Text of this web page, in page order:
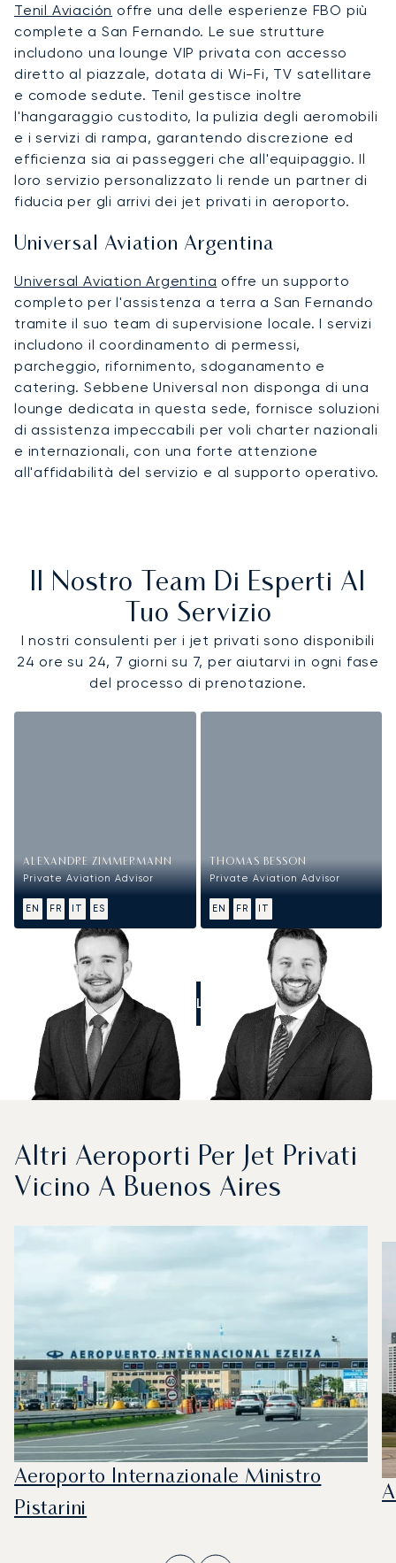
Tenil Aviación offre una delle esperienze FBO più
complete a San Fernando. Le sue strutture
includono una lounge VIP privata con accesso
diretto al piazzale, dotata di Wi-Fi, TV satellitare
e comode sedute. Tenil gestisce inoltre
l'hangaraggio custodito, la pulizia degli aeromobili
e i servizi di rampa, garantendo discrezione ed
efficienza sia ai passeggeri che all'equipaggio. Il
loro servizio personalizzato li rende un partner di
fiducia per gli arrivi dei jet privati in aeroporto.
Universal Aviation Argentina
Universal Aviation Argentina offre un supporto
completo per l'assistenza a terra a San Fernando
tramite il suo team di supervisione locale. I servizi
includono il coordinamento di permessi,
parcheggio, rifornimento, sdoganamento e
catering. Sebbene Universal non disponga di una
lounge dedicata in questa sede, fornisce soluzioni
di assistenza impeccabili per voli charter nazionali
e internazionali, con una forte attenzione
all'affidabilità del servizio e al supporto operativo.
Il Nostro Team Di Esperti Al
Tuo Servizio
I nostri consulenti per i jet privati sono disponibili
24 ore su 24, 7 giorni su 7, per aiutarvi in ogni fase
del processo di prenotazione.
ALEXANDRE ZIMMERMANN
Private Aviation Advisor
EN FR IT ES
THOMAS BESSON
Private Aviation Advisor
EN FR IT
CALL US
Altri Aeroporti Per Jet Privati
Vicino A Buenos Aires
Aeroporto Internazionale Ministro
Pistarini